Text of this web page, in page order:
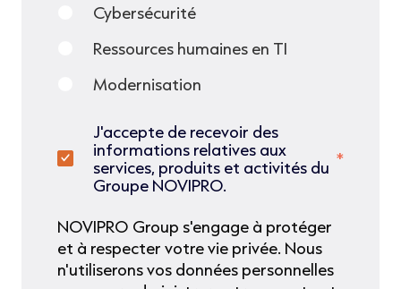
Cybersécurité
Ressources humaines en TI
Modernisation
J'accepte de recevoir des
informations relatives aux
services, produits et activités du
Groupe NOVIPRO.
*
NOVIPRO Group s'engage à protéger
et à respecter votre vie privée. Nous
n'utiliserons vos données personnelles